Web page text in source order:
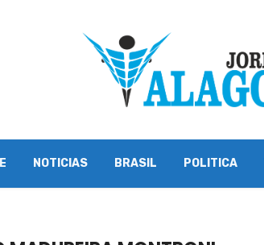
NOTICIAS BRASIL POLITICA